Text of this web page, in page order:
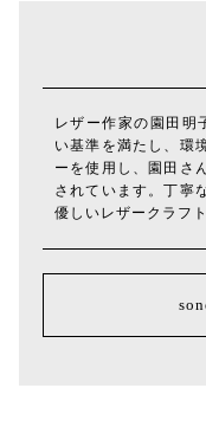
レザー作家の園田明
い基準を満たし、環
ーを使用し、園田さ
されています。丁寧
優しいレザークラフト